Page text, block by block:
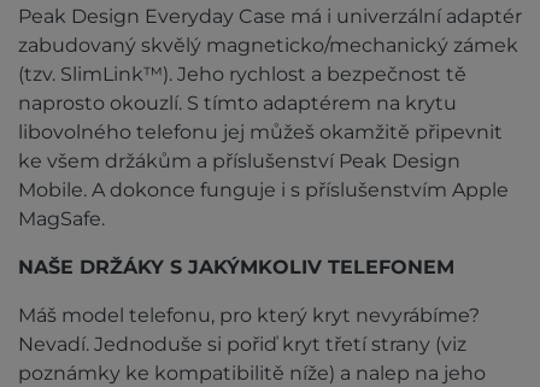
Peak Design Everyday Case má i univerzální adaptér
zabudovaný skvělý magneticko/mechanický zámek
(tzv. SlimLink™). Jeho rychlost a bezpečnost tě
naprosto okouzlí. S tímto adaptérem na krytu
libovolného telefonu jej můžeš okamžitě připevnit
ke všem držákům a příslušenství Peak Design
Mobile. A dokonce funguje i s příslušenstvím Apple
MagSafe.
NAŠE DRŽÁKY S JAKÝMKOLIV TELEFONEM
Máš model telefonu, pro který kryt nevyrábíme?
Nevadí. Jednoduše si pořiď kryt třetí strany (viz
poznámky ke kompatibilitě níže) a nalep na jeho